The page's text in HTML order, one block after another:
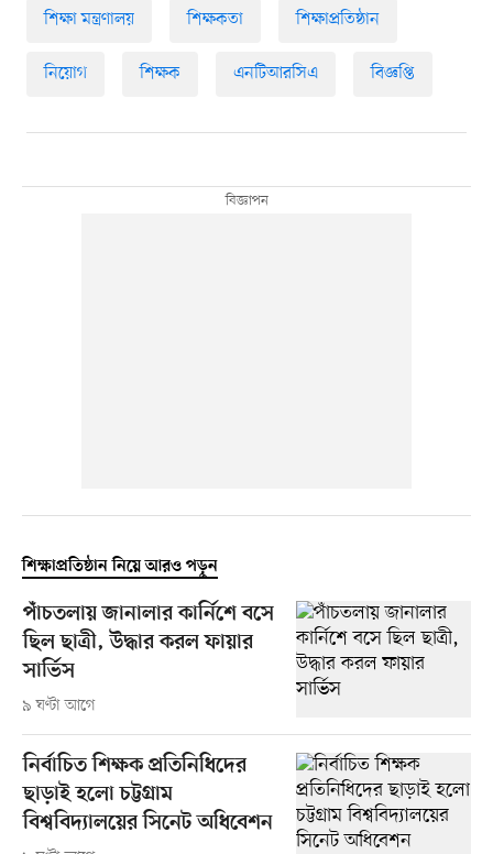
শিক্ষা মন্ত্রণালয় শিক্ষকতা শিক্ষাপ্রতিষ্ঠান
নিয়োগ শিক্ষক এনটিআরসিএ বিজ্ঞপ্তি
শিক্ষাপ্রতিষ্ঠান নিয়ে আরও পড়ুন
পাঁচতলায় জানালার কার্নিশে বসে
ছিল ছাত্রী, উদ্ধার করল ফায়ার
সার্ভিস
৯ ঘণ্টা আগে
নির্বাচিত শিক্ষক প্রতিনিধিদের
ছাড়াই হলো চট্টগ্রাম
বিশ্ববিদ্যালয়ের সিনেট অধিবেশন